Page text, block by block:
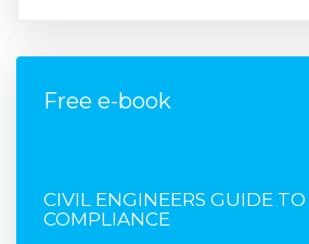
Free e-book
CIVIL ENGINEERS GUIDE TO
COMPLIANCE